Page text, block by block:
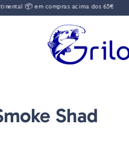
📦 em compras acima dos 65€
Shad